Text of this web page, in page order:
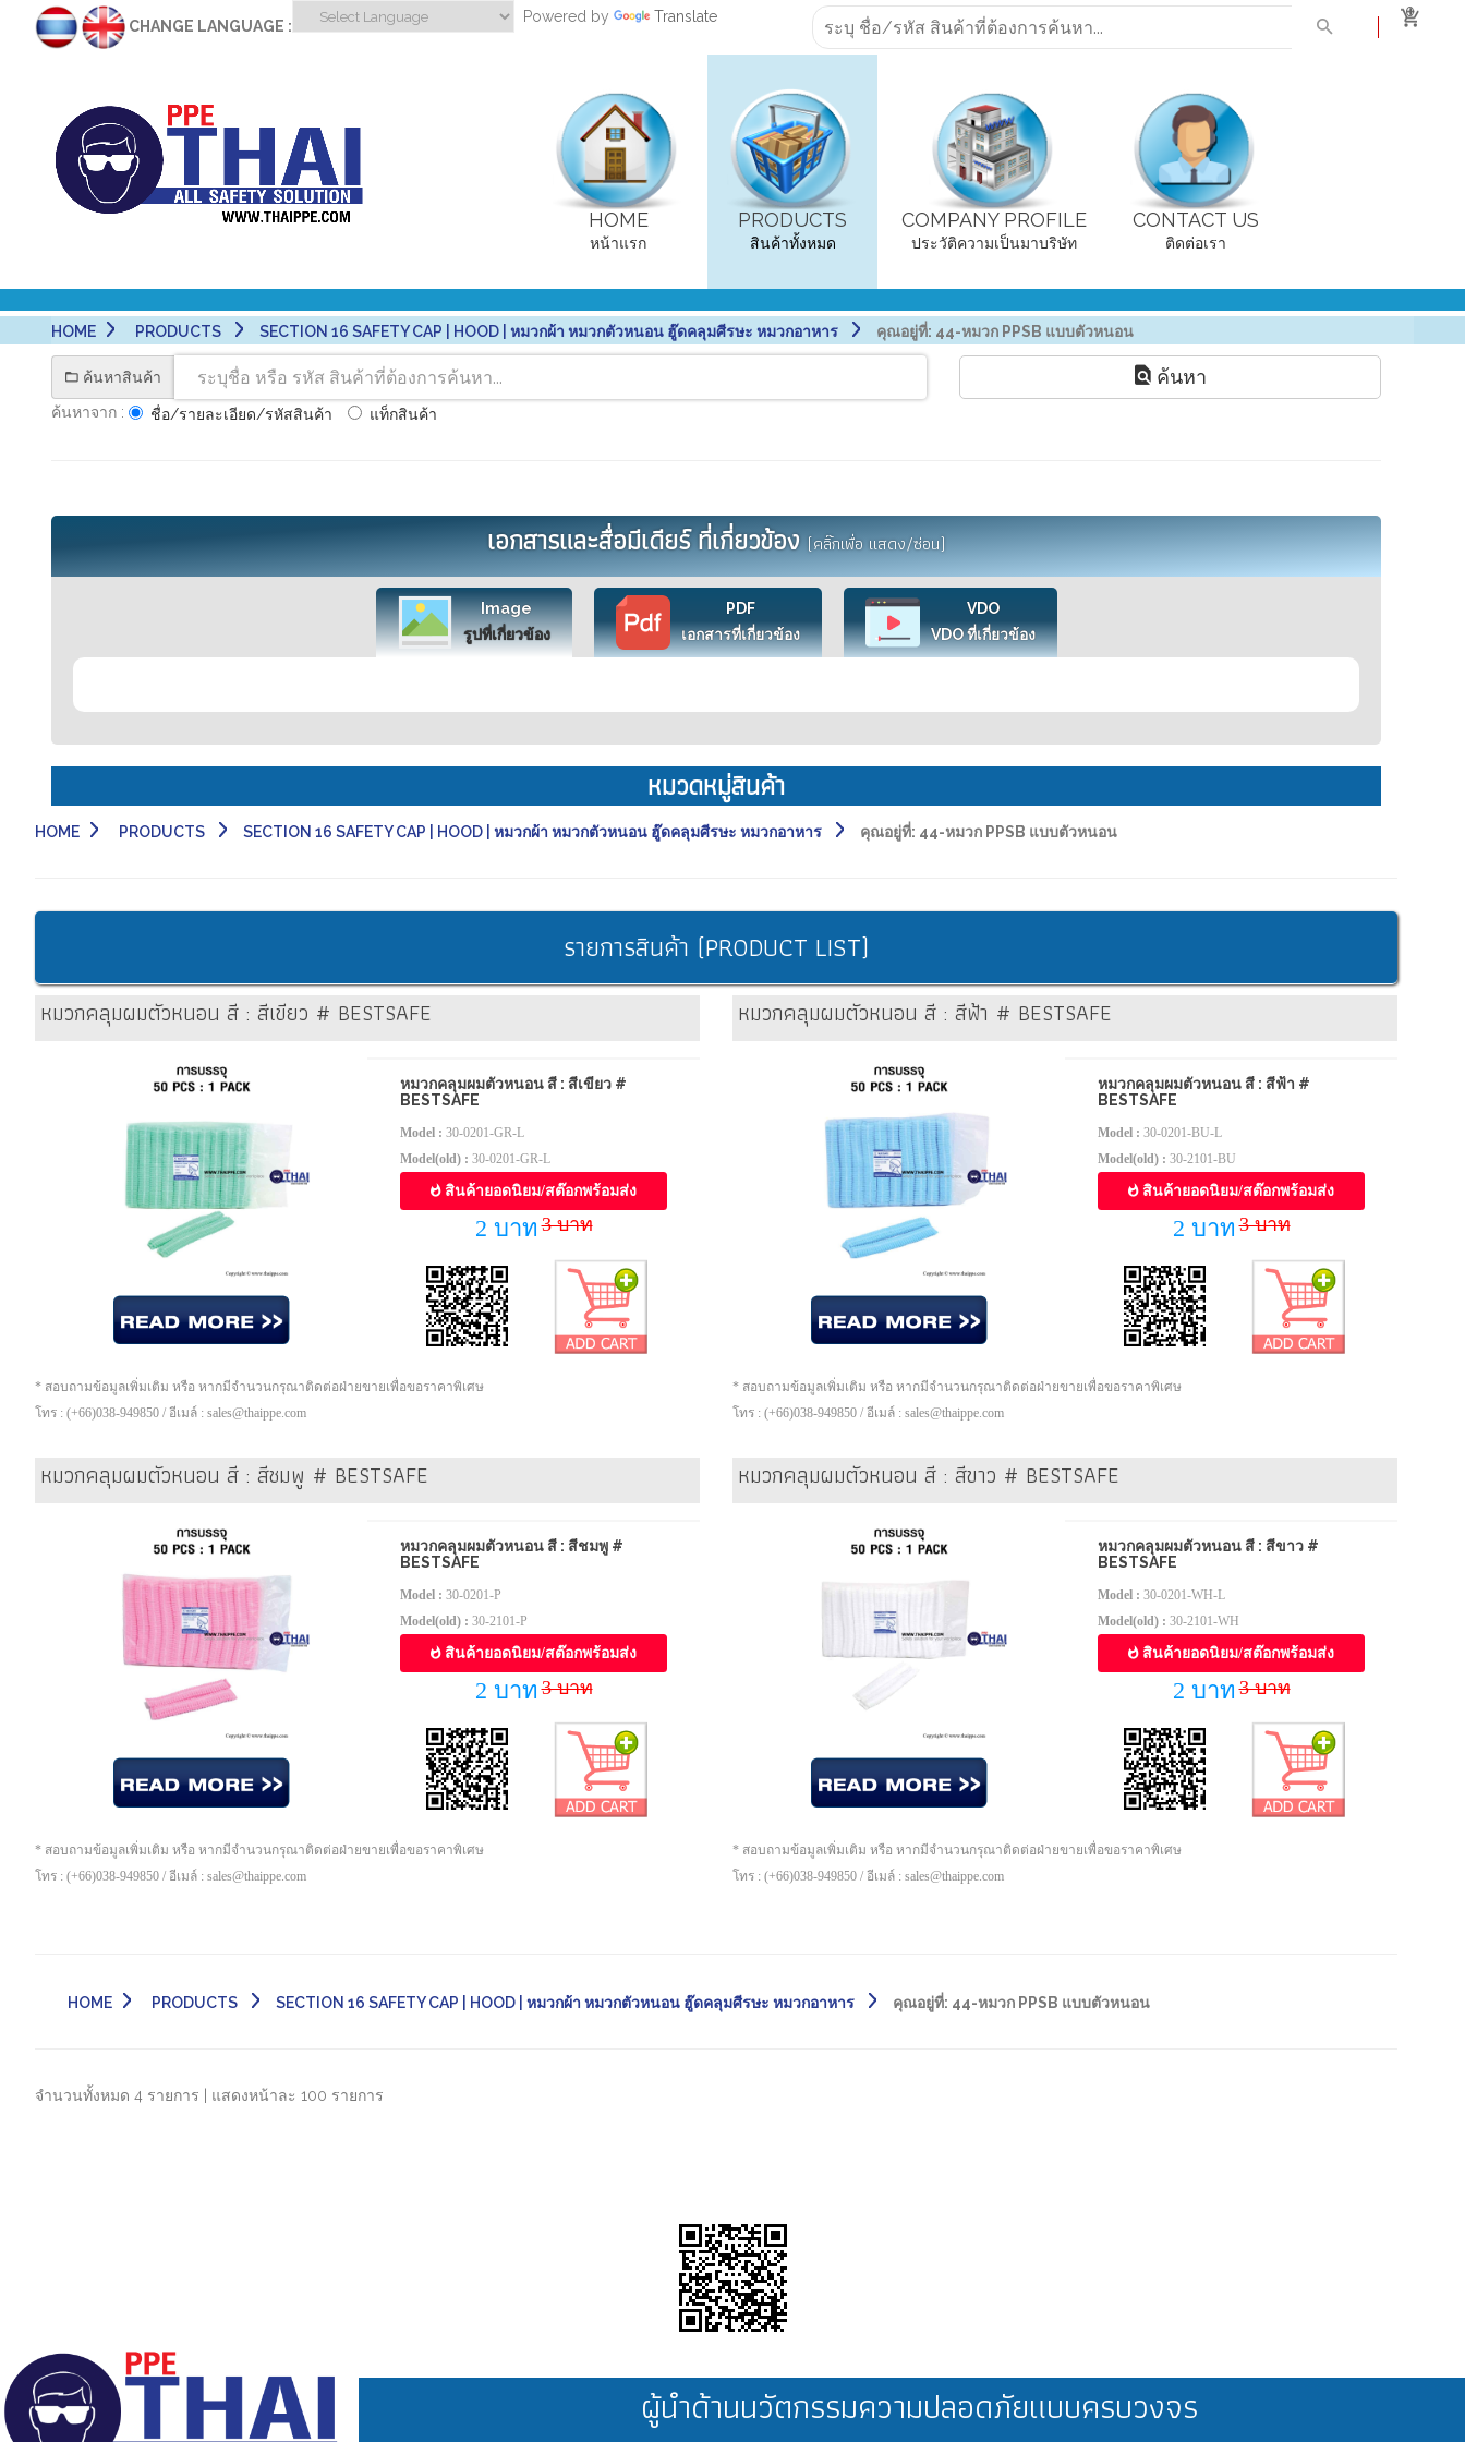
CHANGE LANGUAGE :
Powered by Translate 0
HOME
หน้าแรก
PRODUCTS
สินค้าทั้งหมด
COMPANY PROFILE
ประวัติความเป็นมาบริษัท
CONTACT US
ติดต่อเรา
HOME PRODUCTS SECTION 16 SAFETY CAP | HOOD | หมวกผ้า หมวกตัวหนอน ฮู๊ดคลุมศีรษะ หมวกอาหาร คุณอยู่ที่: 44-หมวก PPSB แบบตัวหนอน
ค้นหาสินค้า
ค้นหาจาก :
ชื่อ/รายละเอียด/รหัสสินค้า แท็กสินค้า
ค้นหา
เอกสารและสื่อมีเดียร์ ที่เกี่ยวข้อง(คลิ๊กเพื่อ แสดง/ซ่อน)
Image
รูปที่เกี่ยวข้อง
PDF
เอกสารที่เกี่ยวข้อง
VDO
VDO ที่เกี่ยวข้อง
หมวดหมู่สินค้า
HOME PRODUCTS SECTION 16 SAFETY CAP | HOOD | หมวกผ้า หมวกตัวหนอน ฮู๊ดคลุมศีรษะ หมวกอาหาร คุณอยู่ที่: 44-หมวก PPSB แบบตัวหนอน
รายการสินค้า (PRODUCT LIST)
หมวกคลุมผมตัวหนอน สี : สีเขียว # BESTSAFE
หมวกคลุมผมตัวหนอน สี : สีเขียว #
BESTSAFE
Model : 30-0201-GR-L
Model(old) : 30-0201-GR-L
สินค้ายอดนิยม/สต๊อกพร้อมส่ง
2 บาท 3 บาท
* สอบถามข้อมูลเพิ่มเติม หรือ หากมีจำนวนกรุณาติดต่อฝ่ายขายเพื่อขอราคาพิเศษ
โทร : (+66)038-949850 / อีเมล์ : sales@thaippe.com
หมวกคลุมผมตัวหนอน สี : สีฟ้า # BESTSAFE
หมวกคลุมผมตัวหนอน สี : สีฟ้า #
BESTSAFE
Model : 30-0201-BU-L
Model(old) : 30-2101-BU
สินค้ายอดนิยม/สต๊อกพร้อมส่ง
2 บาท 3 บาท
* สอบถามข้อมูลเพิ่มเติม หรือ หากมีจำนวนกรุณาติดต่อฝ่ายขายเพื่อขอราคาพิเศษ
โทร : (+66)038-949850 / อีเมล์ : sales@thaippe.com
หมวกคลุมผมตัวหนอน สี : สีชมพู # BESTSAFE
หมวกคลุมผมตัวหนอน สี : สีชมพู #
BESTSAFE
Model : 30-0201-P
Model(old) : 30-2101-P
สินค้ายอดนิยม/สต๊อกพร้อมส่ง
2 บาท 3 บาท
* สอบถามข้อมูลเพิ่มเติม หรือ หากมีจำนวนกรุณาติดต่อฝ่ายขายเพื่อขอราคาพิเศษ
โทร : (+66)038-949850 / อีเมล์ : sales@thaippe.com
หมวกคลุมผมตัวหนอน สี : สีขาว # BESTSAFE
หมวกคลุมผมตัวหนอน สี : สีขาว #
BESTSAFE
Model : 30-0201-WH-L
Model(old) : 30-2101-WH
สินค้ายอดนิยม/สต๊อกพร้อมส่ง
2 บาท 3 บาท
* สอบถามข้อมูลเพิ่มเติม หรือ หากมีจำนวนกรุณาติดต่อฝ่ายขายเพื่อขอราคาพิเศษ
โทร : (+66)038-949850 / อีเมล์ : sales@thaippe.com
HOME PRODUCTS SECTION 16 SAFETY CAP | HOOD | หมวกผ้า หมวกตัวหนอน ฮู๊ดคลุมศีรษะ หมวกอาหาร คุณอยู่ที่: 44-หมวก PPSB แบบตัวหนอน
จำนวนทั้งหมด 4 รายการ | แสดงหน้าละ 100 รายการ
ผู้นำด้านนวัตกรรมความปลอดภัยแบบครบวงจร